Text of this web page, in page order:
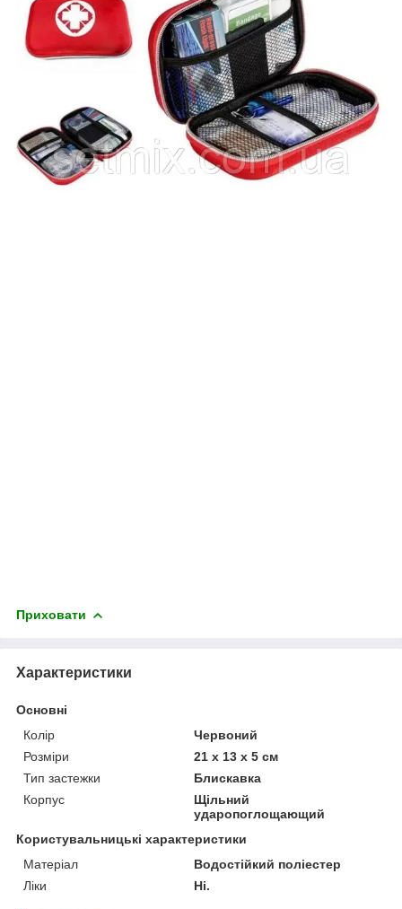
Приховати
Характеристики
Основні
Колір
Червоний
Розміри
21 х 13 х 5 см
Тип застежки
Блискавка
Корпус
Щільний
ударопоглощающий
Користувальницькі характеристики
Матеріал
Водостійкий поліестер
Ліки
Ні.